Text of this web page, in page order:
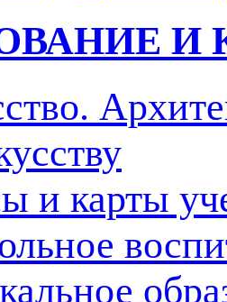
И
и карты